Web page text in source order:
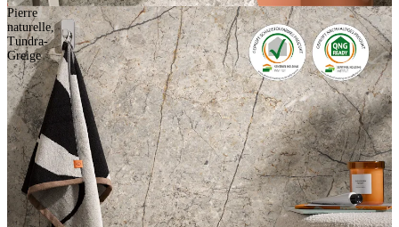
Pierre
naturelle,
Tundra-
Greige